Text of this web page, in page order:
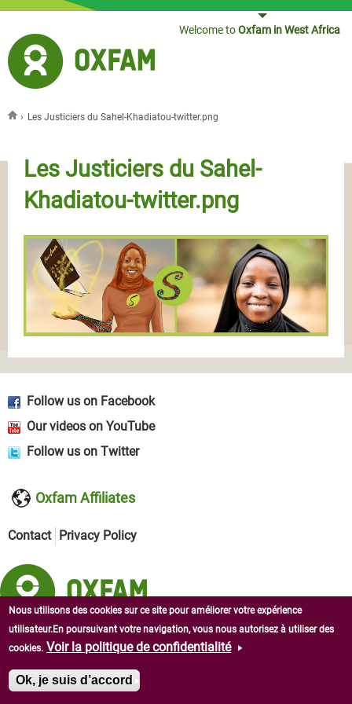
Welcome toOxfam in West Africa
› Les Justiciers du Sahel-Khadiatou-twitter.png
Les Justiciers du Sahel-
Khadiatou-twitter.png
Follow us on Facebook
Our videos on YouTube
Follow us on Twitter
Oxfam Affiliates
Contact Privacy Policy
Copyright © 2026 Oxfam in West Africa. All rights reserved.
Nous utilisons des cookies sur ce site pour améliorer votre expérience
utilisateur.En poursuivant votre navigation, vous nous autorisez à utiliser des
cookies. Voir la politique de confidentialité
Ok, je suis d’accord